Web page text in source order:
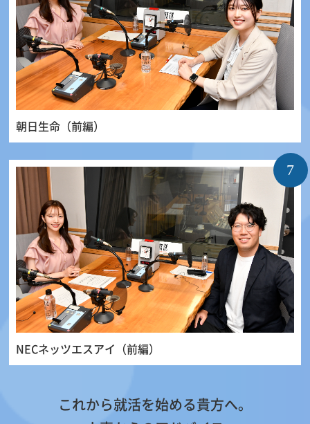
朝日生命（前編）
7
NECネッツエスアイ（前編）
これから就活を始める貴方へ。